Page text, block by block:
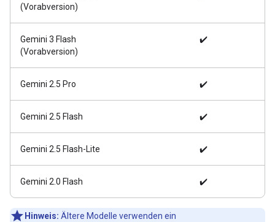
(Vorabversion)
Gemini 3 Flash
(Vorabversion)
✔️
Gemini 2.5 Pro ✔️
Gemini 2.5 Flash ✔️
Gemini 2.5 Flash-Lite ✔️
Gemini 2.0 Flash ✔️
Hinweis: Ältere Modelle verwenden ein